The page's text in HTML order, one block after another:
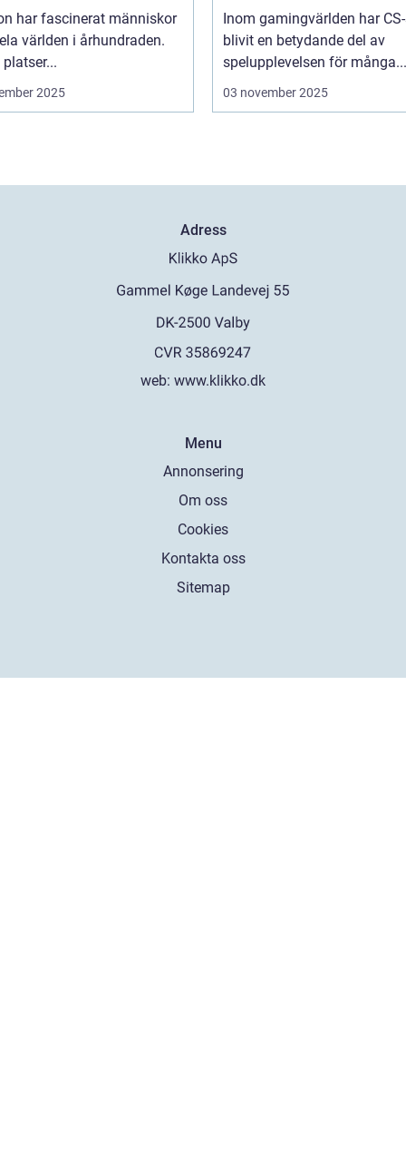
har fascinerat människor
världen i århundraden.
2025
Inom gamingvärlden har
blivit en betydande del av
spelupplevelsen för många...
03 november 2025
Adress
web: www.klikko.dk
Menu
Annonsering
Om oss
Cookies
Kontakta oss
Sitemap